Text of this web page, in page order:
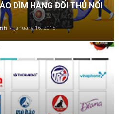
DÌM HÀNG ĐỐI THỦ NỔI
- January 16, 2015